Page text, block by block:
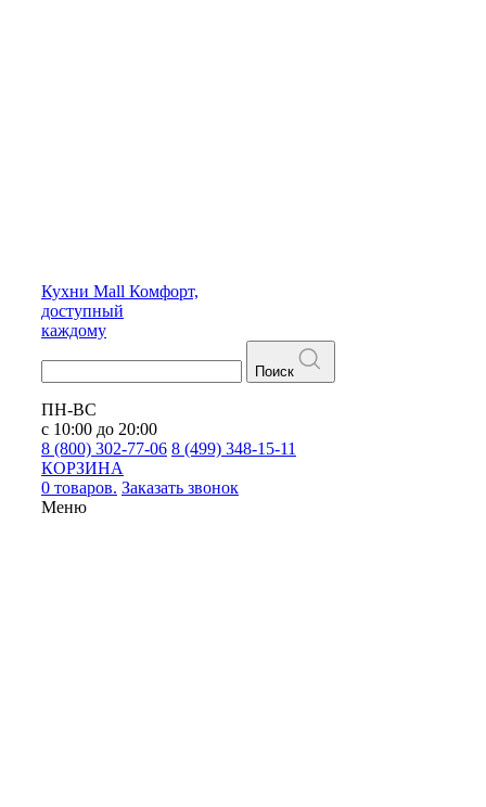
Кухни Mall Комфорт,
доступный
каждому
Поиск
ПН-ВС
с 10:00 до 20:00
8 (800) 302-77-06 8 (499) 348-15-11
КОРЗИНА
0 товаров. Заказать звонок
Меню